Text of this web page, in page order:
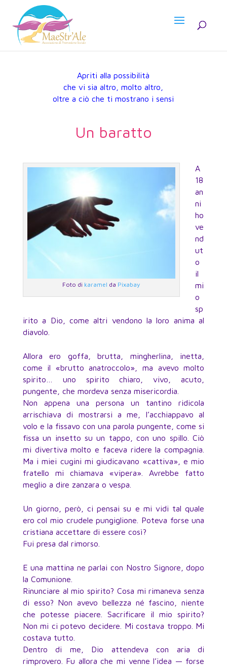
Apriti alla possibilità
che vi sia altro, molto altro,
oltre a ciò che ti mostrano i sensi
Un baratto
Foto di karamel da Pixabay
A
18
an
ni
ho
ve
nd
ut
o
il
mi
o
sp
irito a Dio, come altri vendono la loro anima al
diavolo.
Allora ero goffa, brutta, mingherlina, inetta,
come il «brutto anatroccolo», ma avevo molto
spirito… uno spirito chiaro, vivo, acuto,
pungente, che mordeva senza misericordia.
Non appena una persona un tantino ridicola
arrischiava di mostrarsi a me, l’acchiappavo al
volo e la fissavo con una parola pungente, come si
fissa un insetto su un tappo, con uno spillo. Ciò
mi divertiva molto e faceva ridere la compagnia.
Ma i miei cugini mi giudicavano «cattiva», e mio
fratello mi chiamava «vipera». Avrebbe fatto
meglio a dire zanzara o vespa.
Un giorno, però, ci pensai su e mi vidi tal quale
ero col mio crudele pungiglione. Poteva forse una
cristiana accettare di essere così?
Fui presa dal rimorso.
E una mattina ne parlai con Nostro Signore, dopo
la Comunione.
Rinunciare al mio spirito? Cosa mi rimaneva senza
di esso? Non avevo bellezza né fascino, niente
che potesse piacere. Sacrificare il mio spirito?
Non mi ci potevo decidere. Mi costava troppo. Mi
costava tutto.
Dentro di me, Dio attendeva con aria di
rimprovero. Fu allora che mi venne l’idea — forse